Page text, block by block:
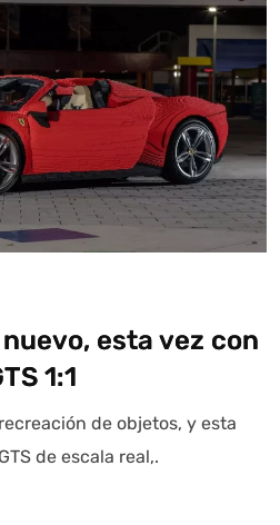
esta vez con
1:1
de objetos, y esta
de escala real,.
Agente Inteligente
IA (OpenAI) ofrece
puede contener errores.
Autoanalítica optimiza